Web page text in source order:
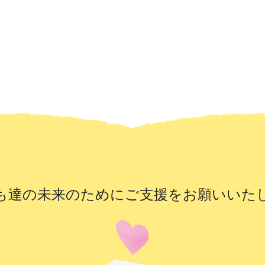
達の未来のために ご支援をお願いいた